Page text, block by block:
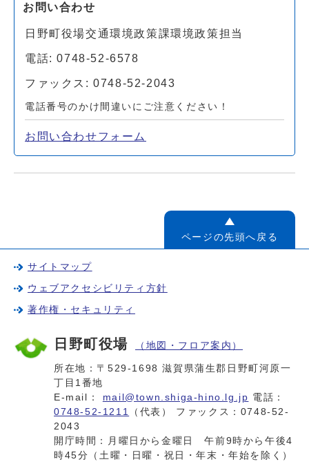
お問い合わせ
日野町役場交通環境政策課環境政策担当
電話: 0748-52-6578
ファックス: 0748-52-2043
電話番号のかけ間違いにご注意ください！
お問い合わせフォーム
ページの先頭へ戻る
サイトマップ
ウェブアクセシビリティ方針
著作権・セキュリティ
日野町役場 （地図・フロア案内）
所在地：〒529-1698 滋賀県蒲生郡日野町河原一
丁目1番地
E-mail： mail@town.shiga-hino.lg.jp 電話：
0748-52-1211
（代表） ファックス：0748-52-
2043
開庁時間：月曜日から金曜日 午前9時から午後4
時45分（土曜・日曜・祝日・年末・年始を除く）